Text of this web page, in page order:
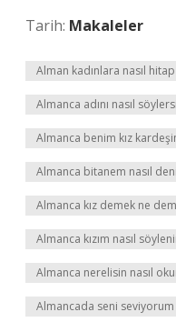
Tarih: Makaleler
Alman kadınlara nasıl
Almanca adını nasıl
Almanca benim kız
Almanca bitanem nasıl
Almanca kız demek ne
Almanca kızım nasıl
Almanca nerelisin nasıl
Almancada seni seviyorum